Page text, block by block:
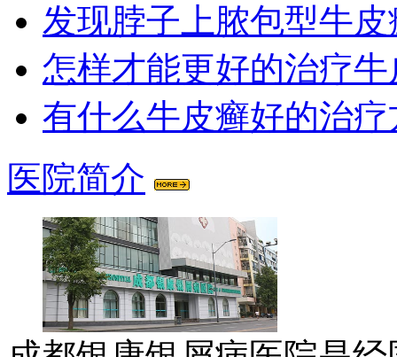
发现脖子上脓包型牛
怎样才能更好的治疗牛
有什么牛皮癣好的治
医院简介